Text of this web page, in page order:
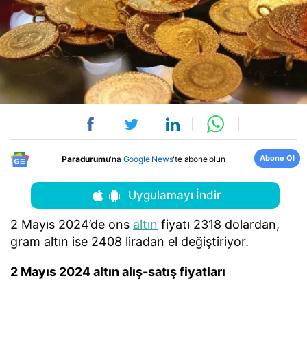
Paradurumu'na Google News'te abone olun Abone Ol
Uygulamayı İndir
2 Mayıs 2024’de ons altın fiyatı 2318 dolardan,
gram altın ise 2408 liradan el değiştiriyor.
2 Mayıs 2024 altın alış-satış fiyatları